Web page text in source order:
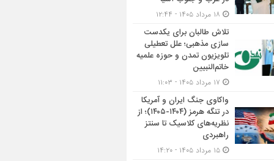
تلاش طالبان برای یکدست
سازی مذهبی؛ علل تعطیلی
تلویزیون تمدن و حوزه علمیه
خاتم‌النبیین
واکاوی جنگ ایران و آمریکا
در تنگه هرمز (۱۴۰۴-۱۴۰۵)؛ از
نظریه‌های کلاسیک تا سنتز
راهبردی